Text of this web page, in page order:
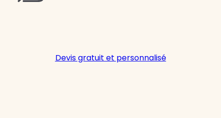
Devis gratuit et personnalisé